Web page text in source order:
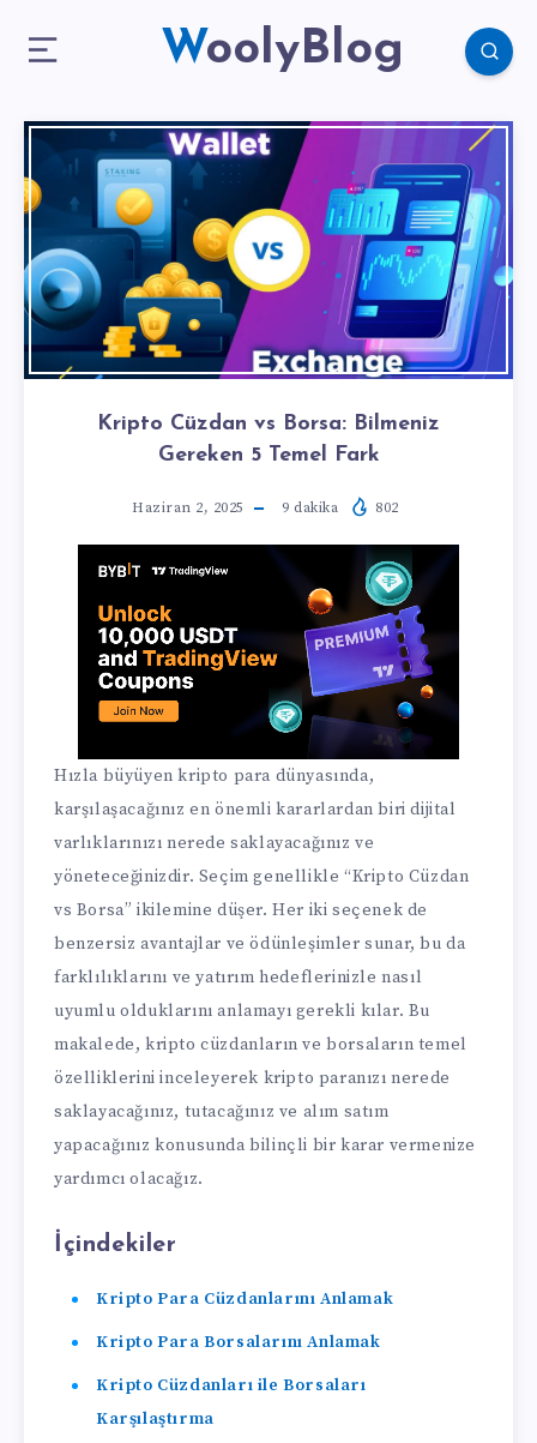
WoolyBlog
Kripto Cüzdan vs Borsa: Bilmeniz
Gereken 5 Temel Fark
Haziran 2, 2025 9 dakika 802
Hızla büyüyen kripto para dünyasında,
karşılaşacağınız en önemli kararlardan biri dijital
varlıklarınızı nerede saklayacağınız ve
yöneteceğinizdir. Seçim genellikle “Kripto Cüzdan
vs Borsa” ikilemine düşer. Her iki seçenek de
benzersiz avantajlar ve ödünleşimler sunar, bu da
farklılıklarını ve yatırım hedeflerinizle nasıl
uyumlu olduklarını anlamayı gerekli kılar. Bu
makalede, kripto cüzdanların ve borsaların temel
özelliklerini inceleyerek kripto paranızı nerede
saklayacağınız, tutacağınız ve alım satım
yapacağınız konusunda bilinçli bir karar vermenize
yardımcı olacağız.
İçindekiler
Kripto Para Cüzdanlarını Anlamak
Kripto Para Borsalarını Anlamak
Kripto Cüzdanları ile Borsaları
Karşılaştırma